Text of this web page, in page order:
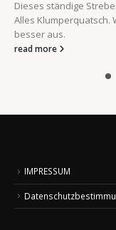
Dieses ständige
Alles Klumperquatsch.
besser aus.
read more
IMPRESSUM